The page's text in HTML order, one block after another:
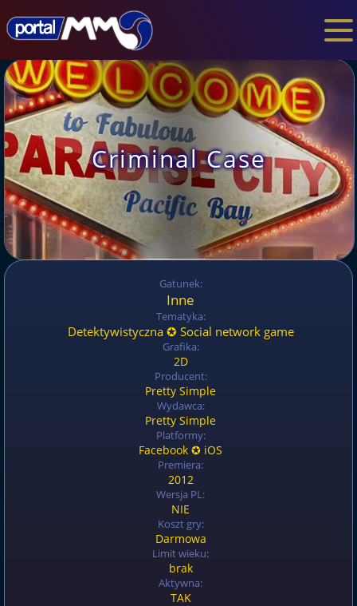
Criminal Case
Gatunek:
Inne
Tematyka:
Detektywistyczna ✪ Social network game
Grafika:
2D
Producent:
Pretty Simple
Wydawca:
Pretty Simple
Platformy:
Facebook ✪ iOS
Premiera:
2012
Wersja PL:
NIE
Koszt gry:
Darmowa
Limit wieku:
brak
Aktywna:
TAK